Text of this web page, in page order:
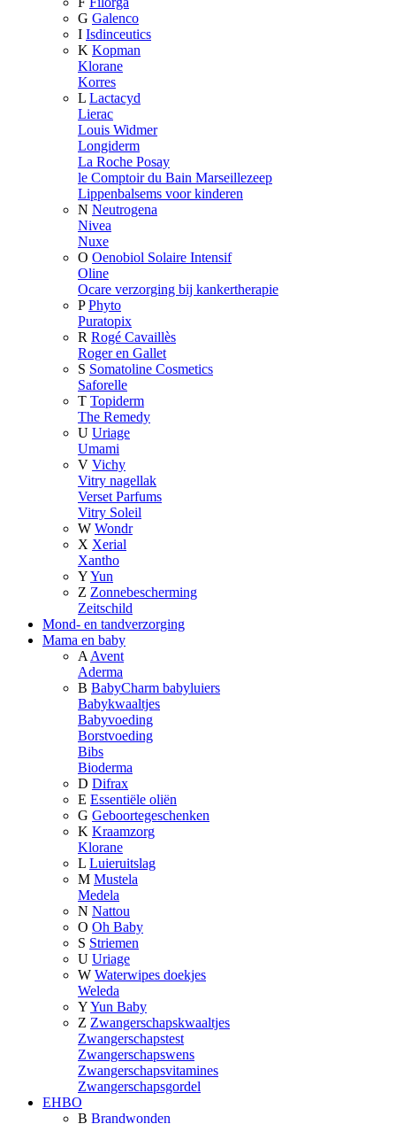
G Galenco
I Isdinceutics
K Kopman
Klorane
Korres
L Lactacyd
Lierac
Louis Widmer
Longiderm
La Roche Posay
le Comptoir du Bain Marseillezeep
Lippenbalsems voor kinderen
N Neutrogena
Nivea
Nuxe
O Oenobiol Solaire Intensif
Oline
Ocare verzorging bij kankertherapie
P Phyto
Puratopix
R Rogé Cavaillès
Roger en Gallet
S Somatoline Cosmetics
Saforelle
T Topiderm
The Remedy
U Uriage
Umami
V Vichy
Vitry nagellak
Verset Parfums
Vitry Soleil
W Wondr
X Xerial
Xantho
YYun
Z Zonnebescherming
Zeitschild
Mond- en tandverzorging
Mama en baby
A Avent
Aderma
B BabyCharm babyluiers
Babykwaaltjes
Babyvoeding
Borstvoeding
Bibs
Bioderma
D Difrax
E Essentiële oliën
G Geboortegeschenken
K Kraamzorg
Klorane
L Luieruitslag
M Mustela
Medela
N Nattou
O Oh Baby
S Striemen
U Uriage
W Waterwipes doekjes
Weleda
YYun Baby
Z Zwangerschapskwaaltjes
Zwangerschapstest
Zwangerschapswens
Zwangerschapsvitamines
Zwangerschapsgordel
EHBO
B Brandwonden